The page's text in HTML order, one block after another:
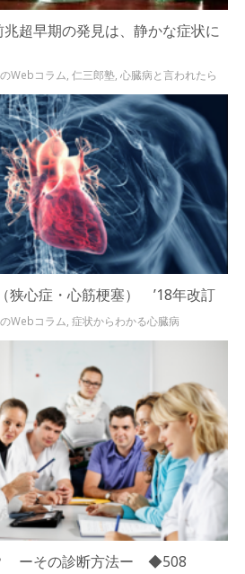
超早期の発見は、静かな症状に
Webコラム ,仁三郎塾 ,心臓病と言われたら
狭心症・心筋梗塞） ’18年改訂
Webコラム ,症状からわかる心臓病
ーその診断方法ー ◆508